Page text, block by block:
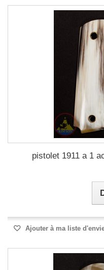
pistolet 1911 a 1
Ajouter à ma liste